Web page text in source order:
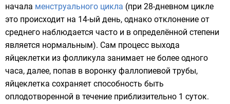
начала менструального цикла (при 28-дневном цикле
это происходит на 14-ый день, однако отклонение от
среднего наблюдается часто и в определённой степени
является нормальным). Сам процесс выхода
яйцеклетки из фолликула занимает не более одного
часа, далее, попав в воронку фаллопиевой трубы,
яйцеклетка сохраняет способность быть
оплодотворенной в течение приблизительно 1 суток.